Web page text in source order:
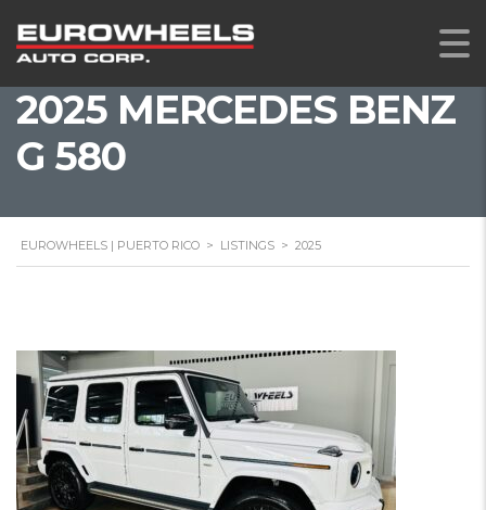
2025 MERCEDES BENZ
G 580
EUROWHEELS | PUERTO RICO > LISTINGS > 2025